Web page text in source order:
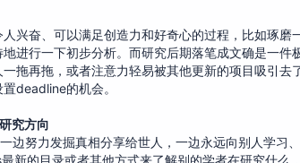
兴奋、可以满足创造力和好奇心的过程，比如琢
进行一下初步分析。而研究后期落笔成文确是一
拖再拖，或者注意力轻易被其他更新的项目吸引
deadline的机会。
究方向
边努力发掘真相分享给世人，一边永远向别人学习
新的目录或者其他方式来了解别的学者在研究什么